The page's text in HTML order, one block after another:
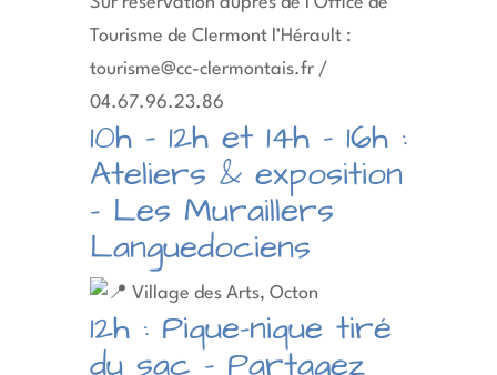
Tourisme de Clermont l’Hérault :
tourisme@cc-clermontais.fr /
04.67.96.23.86
10h – 12h et 14h – 16h :
Ateliers & exposition
– Les Muraillers
Languedociens
Village des Arts, Octon
12h : Pique-nique tiré
du sac – Partagez